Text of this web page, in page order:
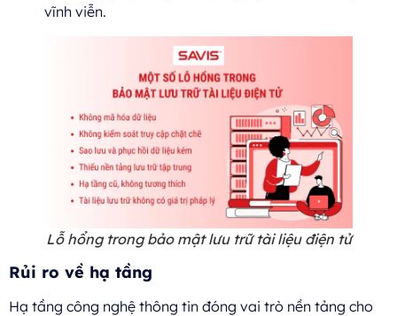
vĩnh viễn.
Lỗ hổng trong bảo mật lưu trữ tài liệu điện tử
Rủi ro về hạ tầng
Hạ tầng công nghệ thông tin đóng vai trò nền tảng cho